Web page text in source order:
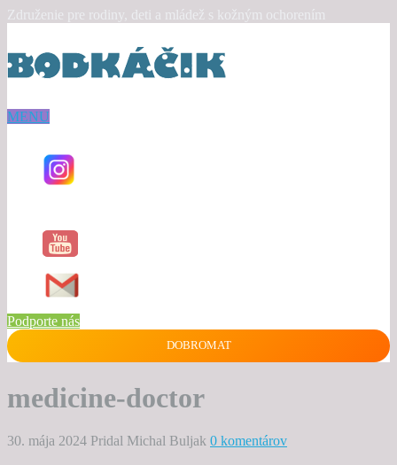
Združenie pre rodiny, deti a mládež s kožným ochorením
MENU
Podporte nás
DOBROMAT
medicine-doctor
30. mája 2024 Pridal Michal Buljak 0 komentárov